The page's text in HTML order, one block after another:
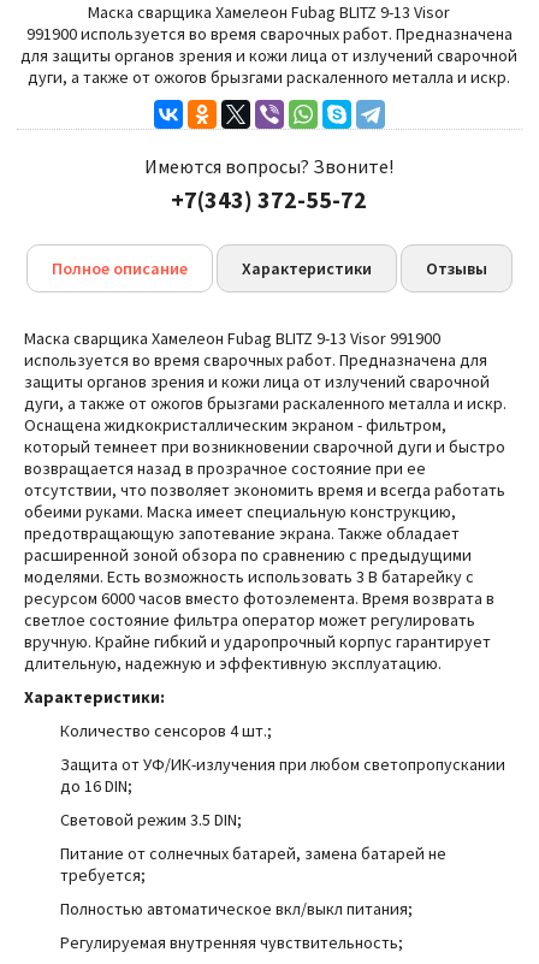
Маска сварщика Хамелеон Fubag BLITZ 9-13 Visor
991900 используется во время сварочных работ. Предназначена
для защиты органов зрения и кожи лица от излучений сварочной
дуги, а также от ожогов брызгами раскаленного металла и искр.
Имеются вопросы? Звоните!
+7(343) 372-55-72
Полное описание Характеристики Отзывы
Маска сварщика Хамелеон Fubag BLITZ 9-13 Visor 991900
используется во время сварочных работ. Предназначена для
защиты органов зрения и кожи лица от излучений сварочной
дуги, а также от ожогов брызгами раскаленного металла и искр.
Оснащена жидкокристаллическим экраном - фильтром,
который темнеет при возникновении сварочной дуги и быстро
возвращается назад в прозрачное состояние при ее
отсутствии, что позволяет экономить время и всегда работать
обеими руками. Маска имеет специальную конструкцию,
предотвращающую запотевание экрана. Также обладает
расширенной зоной обзора по сравнению с предыдущими
моделями. Есть возможность использовать 3 В батарейку с
ресурсом 6000 часов вместо фотоэлемента. Время возврата в
светлое состояние фильтра оператор может регулировать
вручную. Крайне гибкий и ударопрочный корпус гарантирует
длительную, надежную и эффективную эксплуатацию.
Характеристики:
Количество сенсоров 4 шт.;
Защита от УФ/ИК-излучения при любом светопропускании
до 16 DIN;
Световой режим 3.5 DIN;
Питание от солнечных батарей, замена батарей не
требуется;
Полностью автоматическое вкл/выкл питания;
Регулируемая внутренняя чувствительность;